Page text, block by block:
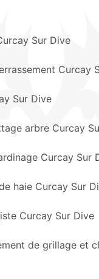
Sur Dive
Curcay
Sur Dive
arbre Curcay
Curcay Sur
haie Curcay Sur
Curcay Sur Dive
de grillage et